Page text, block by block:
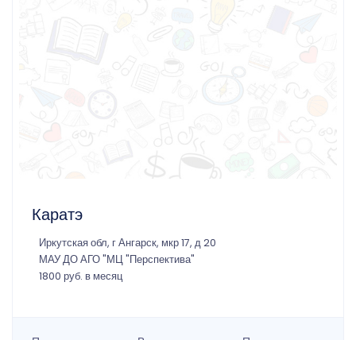
Каратэ
Иркутская обл, г Ангарск, мкр 17, д 20
МАУ ДО АГО "МЦ "Перспектива"
1800 руб. в месяц